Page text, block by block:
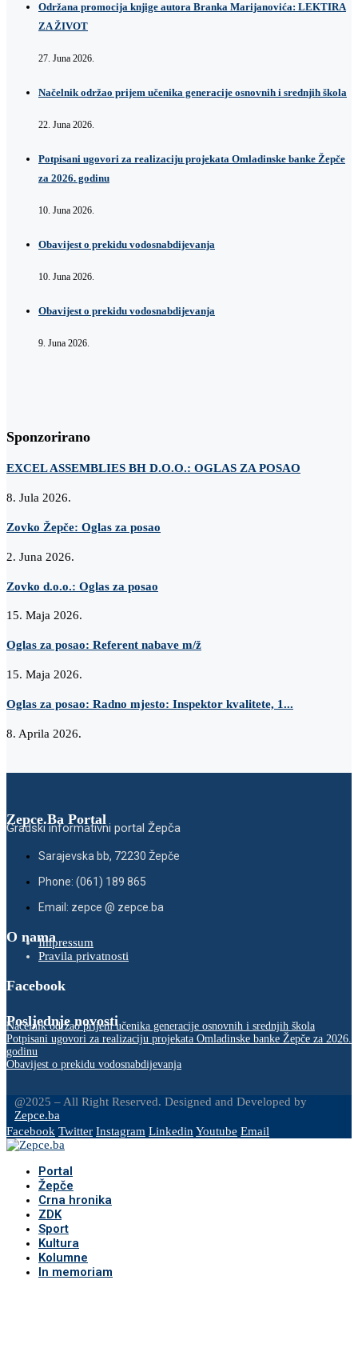
Održana promocija knjige autora Branka Marijanovića: LEKTIRA
ZA ŽIVOT
27. Juna 2026.
Načelnik održao prijem učenika generacije osnovnih i srednjih škola
22. Juna 2026.
Potpisani ugovori za realizaciju projekata Omladinske banke Žepče
za 2026. godinu
10. Juna 2026.
Obavijest o prekidu vodosnabdijevanja
10. Juna 2026.
Obavijest o prekidu vodosnabdijevanja
9. Juna 2026.
Sponzorirano
EXCEL ASSEMBLIES BH D.O.O.: OGLAS ZA POSAO
8. Jula 2026.
Zovko Žepče: Oglas za posao
2. Juna 2026.
Zovko d.o.o.: Oglas za posao
15. Maja 2026.
Oglas za posao: Referent nabave m/ž
15. Maja 2026.
Oglas za posao: Radno mjesto: Inspektor kvalitete, 1...
8. Aprila 2026.
Zepce.Ba Portal
Gradski informativni portal Žepča
Sarajevska bb, 72230 Žepče
Phone: (061) 189 865
Email: zepce @ zepce.ba
O namaImpressum
Pravila privatnosti
Facebook
Posljednje novosti
Načelnik održao prijem učenika generacije osnovnih i srednjih škola
Potpisani ugovori za realizaciju projekata Omladinske banke Žepče za 2026.
godinu
Obavijest o prekidu vodosnabdijevanja
@2025 – All Right Reserved. Designed and Developed by
Zepce.ba
Facebook Twitter Instagram LinkedinYoutube Email
Portal
Žepče
Crna hronika
ZDK
Sport
Kultura
Kolumne
In memoriam